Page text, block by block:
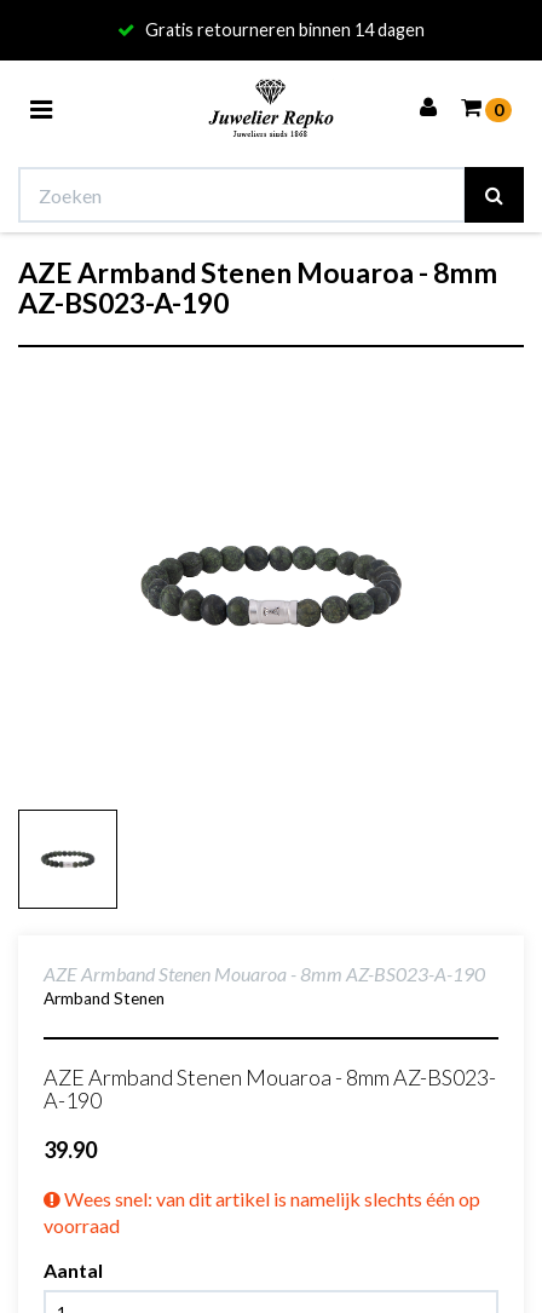
Gratis retourneren binnen 14 dagen
Toggle
0
Winkelwagen
AZE Armband Stenen Mouaroa - 8mm
AZ-BS023-A-190
AZE Armband Stenen Mouaroa - 8mm AZ-BS023-A-190
Armband Stenen
AZE Armband Stenen Mouaroa - 8mm AZ-BS023-
A-190
39.90
Wees snel: van dit artikel is namelijk slechts één op
voorraad
Aantal